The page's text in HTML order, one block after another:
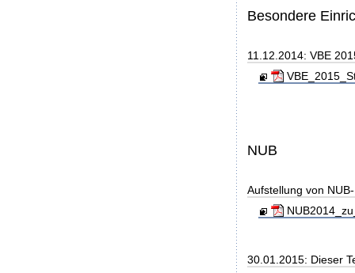
Besondere
11.12.2014: VBE
NUB
Aufstellung von
30.01.2015: Dieser